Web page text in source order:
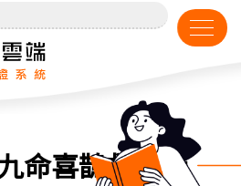
命喜鵲救曹操